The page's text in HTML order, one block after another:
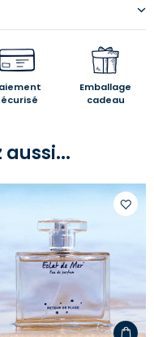
Emballage
cadeau